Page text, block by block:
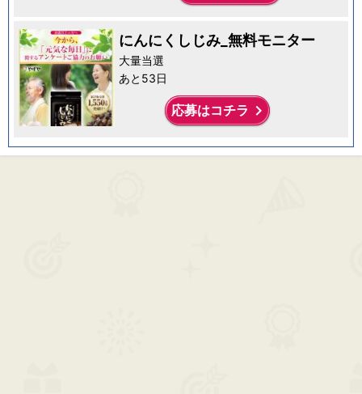
にんにくしじみ_無料モニター
大量当選
あと53日
応募はコチラ keyboard_arrow_right